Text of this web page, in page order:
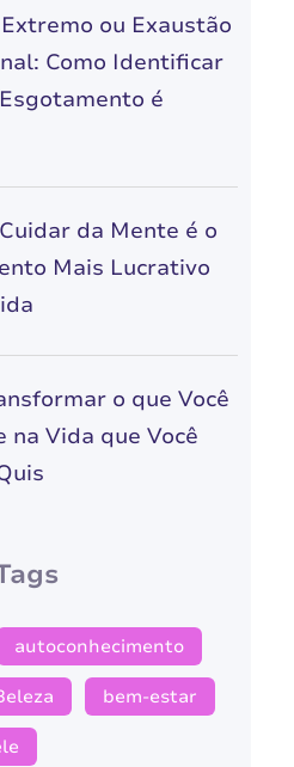
ou Exaustão
Como Identificar
é
da Mente é o
Mais Lucrativo
o que Você
na Vida que Você
autoconhecimento
bem-estar